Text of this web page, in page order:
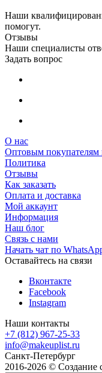
Наши
помогут.
Отзывы
Наши специалисты
Задать вопрос
О нас
Оптовым покупателям
Политика
Отзывы
Как заказать
Оплата и доставка
Мой аккаунт
Информация
Наш блог
Связь с нами
Начать чат по
Оставайтесь на связи
Вконтакте
Facebook
Instagram
Наши контакты
+7 (812) 967-25-33
info@makeuplist.ru
Санкт-Петербург
2016-2026 © Создание